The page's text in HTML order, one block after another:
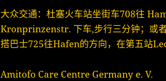
大众交通：杜塞火车站坐街车708往
Kronprinzenstr. 下车,步行三分钟；或
搭巴士725往Hafen的方向，在第五站
Amitofo Care Centre Germany e. V.